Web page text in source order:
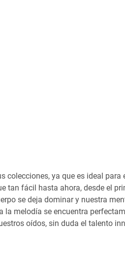
colecciones, ya que es ideal
tan fácil hasta ahora, desde el
se deja dominar y nuestra
la melodía se encuentra
oídos, sin duda el talento